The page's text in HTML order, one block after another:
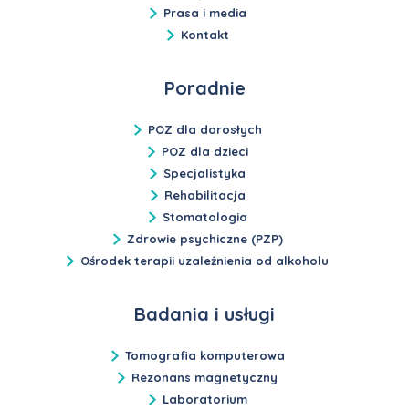
Prasa i media
Kontakt
Poradnie
POZ dla dorosłych
POZ dla dzieci
Specjalistyka
Rehabilitacja
Stomatologia
Zdrowie psychiczne (PZP)
Ośrodek terapii uzależnienia od alkoholu
Badania i usługi
Tomografia komputerowa
Rezonans magnetyczny
Laboratorium